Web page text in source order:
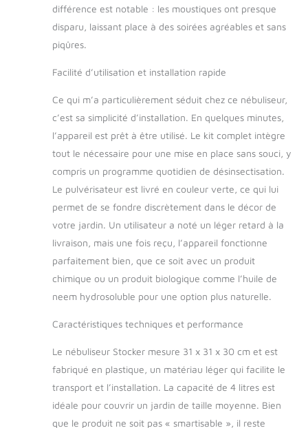
considérablement la
qualité de vie en
jardin avec batterie
rechargeable, ce
pulvérisateur offre
une autonomie
exceptionnelle,
sessions prolongées
sans avoir besoin de
recharges
fréquentes. Idéal
pour les traitements
automatiques
programmables via
minuterie intégrée,
couverture constante
jardin Capacité de 4 l
: grâce à son
réservoir de grande
capacité, le
pulvérisateur peut
différence est notable : les moustiques ont presque
disparu, laissant place à des soirées agréables et sans
piqûres.
Facilité d’utilisation et installation rapide
Ce qui m’a particulièrement séduit chez ce nébuliseur,
c’est sa simplicité d’installation. En quelques minutes,
l’appareil est prêt à être utilisé. Le kit complet intègre
tout le nécessaire pour une mise en place sans souci, y
compris un programme quotidien de désinsectisation.
Le pulvérisateur est livré en couleur verte, ce qui lui
permet de se fondre discrètement dans le décor de
votre jardin. Un utilisateur a noté un léger retard à la
livraison, mais une fois reçu, l’appareil fonctionne
parfaitement bien, que ce soit avec un produit
chimique ou un produit biologique comme l’huile de
neem hydrosoluble pour une option plus naturelle.
Caractéristiques techniques et performance
Le nébuliseur Stocker mesure 31 x 31 x 30 cm et est
fabriqué en plastique, un matériau léger qui facilite le
transport et l’installation. La capacité de 4 litres est
idéale pour couvrir un jardin de taille moyenne. Bien
que le produit ne soit pas « smartisable », il reste